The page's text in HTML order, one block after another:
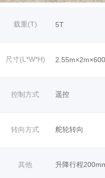
载重(T) 5T
尺寸(L*W*H)
控制方式 遥控
转向方式 舵轮转向
其他 升降行程